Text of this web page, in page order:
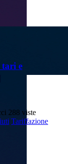
tari e
288 viste
Tariffazione